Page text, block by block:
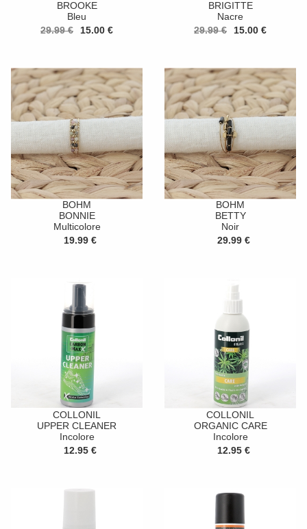
BROOKE
Bleu
29.99 €
15.00 €
BRIGITTE
Nacre
29.99 €
15.00 €
BOHM
BONNIE
Multicolore
19.99 €
BOHM
BETTY
Noir
29.99 €
COLLONIL
UPPER CLEANER
Incolore
12.95 €
COLLONIL
ORGANIC CARE
Incolore
12.95 €